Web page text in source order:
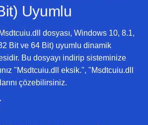
Uyumlu
Msdtcuiu.dll dosyası, Windows 10, 8.1,
Bit ve 64 Bit) uyumlu dinamik
Bu dosyayı indirip sisteminize
"Msdtcuiu.dll eksik.", "Msdtcuiu.dll
çözebilirsiniz.